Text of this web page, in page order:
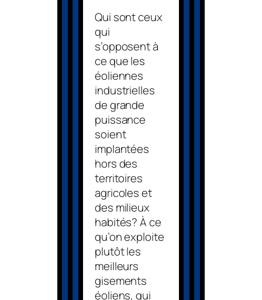
Qui sont ceux
qui
s’opposent à
ce que les
éoliennes
industrielles
de grande
puissance
soient
implantées
hors des
territoires
agricoles et
des milieux
habités? À ce
qu’on exploite
plutôt les
meilleurs
gisements
éoliens, qui